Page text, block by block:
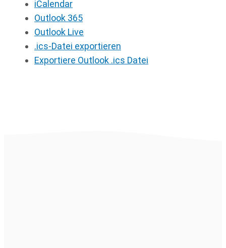
iCalendar
Outlook 365
Outlook Live
.ics-Datei exportieren
Exportiere Outlook .ics Datei